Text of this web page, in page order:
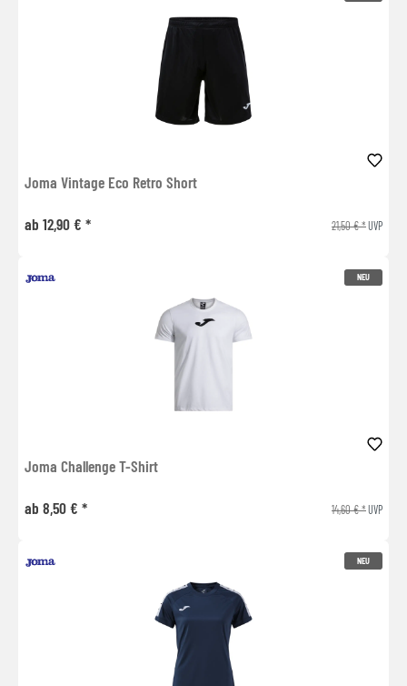
Joma Vintage Eco Retro Short
ab 12,90 € * 21,50 € *UVP
NEU
Joma Challenge T-Shirt
ab 8,50 € * 14,60 € *UVP
NEU